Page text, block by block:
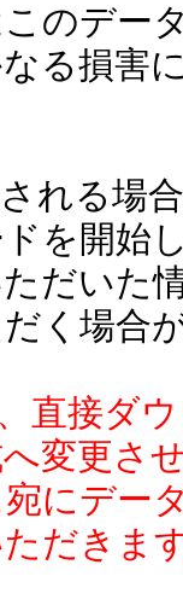
のデー
る損害
れる場
を開始
だいた
く場合
直接ダ
変更さ
にデー
だきま